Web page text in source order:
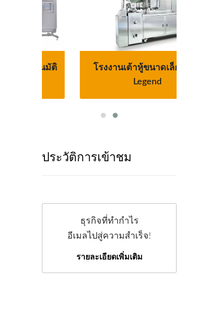
โรงงานเต้าหู้ขนาดเล็ก-Tofu
ประวัติการเข้าชม
ธุรกิจที่ทำกำไร
อีเมลไปสู่ความสำเร็จ!
รายละเอียดเพิ่มเติม